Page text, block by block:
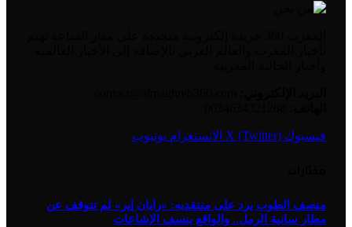
فيسبوك X (Twitter) الانستغرام يوتيوب
منصف الطوب يرد على منتقديه: «رايان إير» لم تتوقف عن
مطار سانية الرمل.. والواقع ينسف الإشاعات